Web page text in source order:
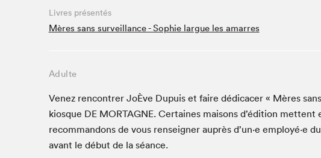
Café La Presse
Espace Côte-des-Neiges
La lecture en cadeau
Le grand jeu de lecture à voix haute du Salon du livre
de Montréal
Lettres québécoises au Salon
Louisiane enracinée et branchée
Mur des illustrateur·rice·s
Livres présentés
Mères sans surveillance - Sophie largue les amarres
Adulte
Venez ren­con­tr­er JoÈve Dupuis et faire dédi­cac­er « Mères
kiosque DE MORTAGNE. Cer­taines maisons d’édi­tion met­tent
recom­man­dons de vous ren­seign­er auprès d’un·e employé·e
avant le début de la séance.